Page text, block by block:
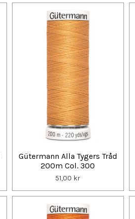
Gütermann Alla Tygers Tråd
200m Col. 300
51,00 kr